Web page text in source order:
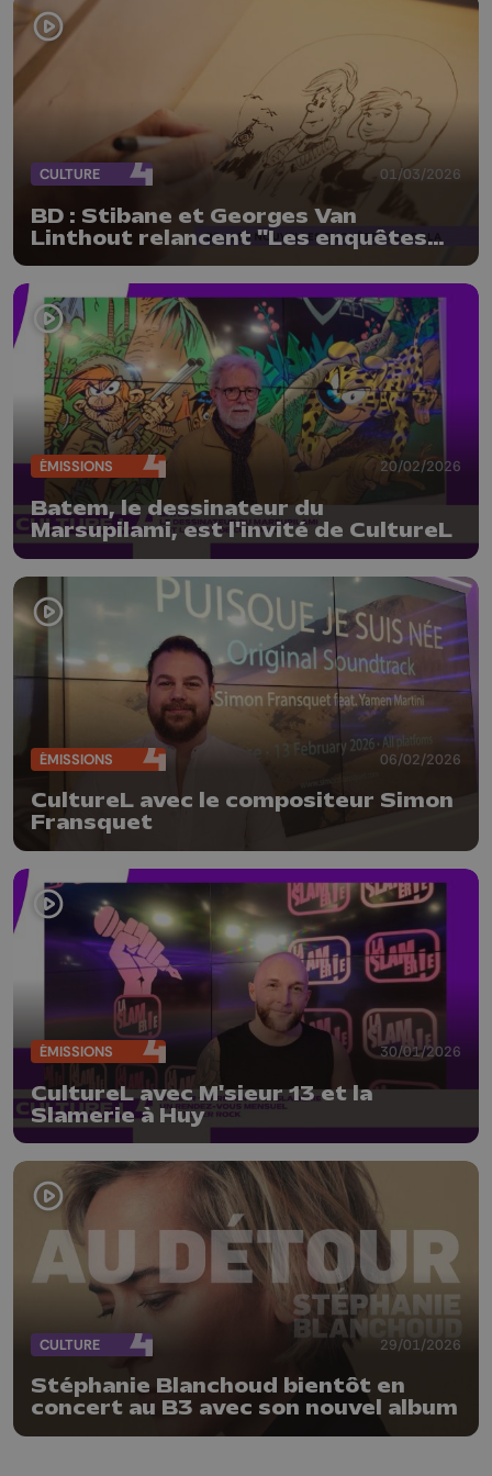
CULTURE 01/03/2026
BD : Stibane et Georges Van
Linthout relancent "Les enquêtes
Scapola"
ÉMISSIONS 20/02/2026
Batem, le dessinateur du
Marsupilami, est l'invité de CultureL
ÉMISSIONS 06/02/2026
CultureL avec le compositeur Simon
Fransquet
ÉMISSIONS 30/01/2026
CultureL avec M'sieur 13 et la
Slamerie à Huy
CULTURE 29/01/2026
Stéphanie Blanchoud bientôt en
concert au B3 avec son nouvel album